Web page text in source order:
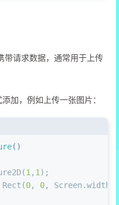
带请求数据，通常用于上传
加，例如上传一张图片：
()
1 , 1 );
0, 0,